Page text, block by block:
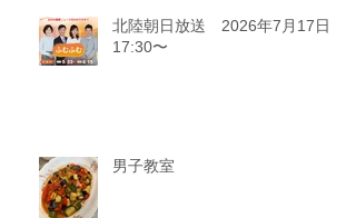
北陸朝日放送 2026年7月17日
17:30〜
男子教室